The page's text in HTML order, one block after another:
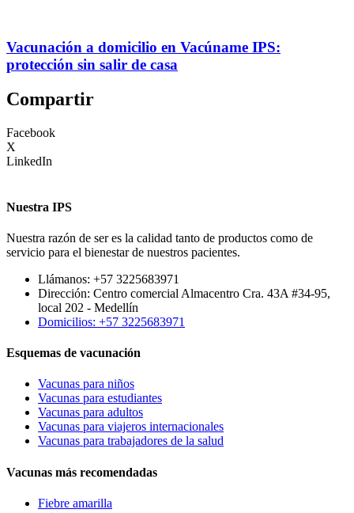
Vacunación a domicilio en Vacúname IPS:
protección sin salir de casa
Compartir
Facebook
X
LinkedIn
Nuestra IPS
Nuestra razón de ser es la calidad tanto de productos como de
servicio para el bienestar de nuestros pacientes.
Llámanos: +57 3225683971
Dirección: Centro comercial Almacentro Cra. 43A #34-95,
local 202 - Medellín
Domicilios: +57 3225683971
Esquemas de vacunación
Vacunas para niños
Vacunas para estudiantes
Vacunas para adultos
Vacunas para viajeros internacionales
Vacunas para trabajadores de la salud
Vacunas más recomendadas
Fiebre amarilla